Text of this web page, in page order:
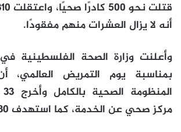
أنه لا يزال العشرات منهم مفقودًا.
وأعلنت وزارة الصحة الفلسطينية في
بمناسبة يوم التمريض العالمي،
مركز صحي عن الخدمة، كما استهدف 130 سيارة إسعاف.